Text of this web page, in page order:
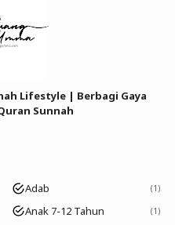
Lifestyle | Berbagi Gaya
Sunnah
Adab 1
Anak 7-12 Tahun 1